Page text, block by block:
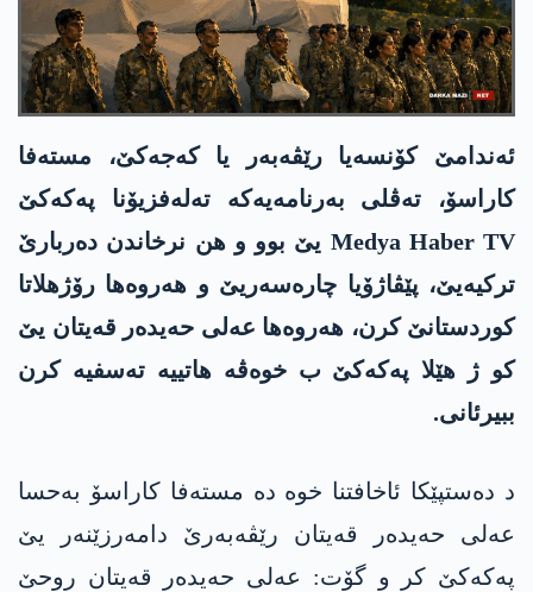
ئه‌ندامێ كۆنسه‌یا رێڤه‌به‌ر یا كه‌جه‌كێ، مسته‌فا
كاراسۆ، ته‌ڤلی به‌رنامه‌یه‌كه‌ ته‌له‌فزیۆنا په‌كه‌كێ
Medya Haber TV یێ بوو و هن نرخاندن ده‌ربارێ
تركیه‌یێ، پێڤاژۆیا چاره‌سه‌ریێ و هه‌روه‌ها رۆژهلاتا
كوردستانێ كرن، هه‌روه‌ها عه‌لی حه‌یده‌ر قه‌یتان یێ
كو ژ هێلا په‌كه‌كێ ب خوه‌ڤه‌ هاتییه‌ ته‌سفیه‌ كرن
ببیرئانی.
د ده‌ستپێكا ئاخافتنا خوه‌ ده‌ مسته‌فا كاراسۆ به‌حسا
عه‌لی حه‌یده‌ر قه‌یتان رێڤه‌به‌رێ دامه‌رزێنه‌ر یێ
په‌كه‌كێ كر و گۆت: عه‌لی حه‌یده‌ر قه‌یتان روحێ